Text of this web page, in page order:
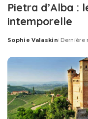
Pietra d’Alba :
intemporelle
Posted
Sophie Valaskin Dernière